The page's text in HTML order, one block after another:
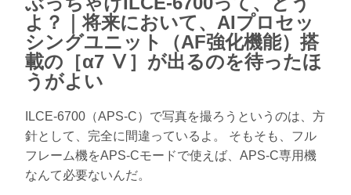
よ？｜将来において、AIプロセッ
シングユニット（AF強化機能）搭
載の［α7 Ⅴ］が出るのを待ったほ
うがよい
ILCE-6700（APS-C）で写真を撮ろうというのは、方
針として、完全に間違っているよ。 そもそも、フル
フレーム機をAPS-Cモードで使えば、APS-C専用機
なんて必要ないんだ。